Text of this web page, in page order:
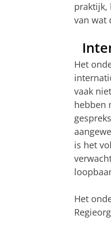
praktijk,
van wat
Het
vaak
hebben
is het
Het